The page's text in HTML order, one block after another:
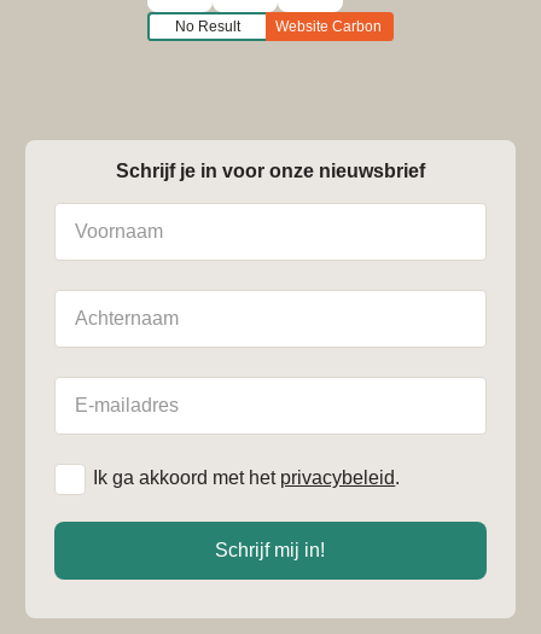
No Result Website Carbon
Schrijf je in voor onze nieuwsbrief
mailadres
Ik ga akkoord met het privacybeleid.
Schrijf mij in!